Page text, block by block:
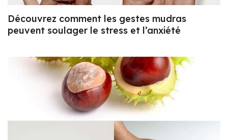
Découvrez comment les gestes mudras
peuvent soulager le stress et l’anxiété